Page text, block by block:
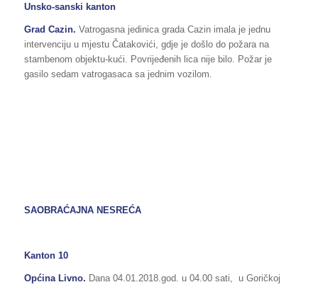
Unsko-sanski kanton
Grad Cazin. Vatrogasna jedinica grada Cazin imala je jednu
intervenciju u mjestu Čatakovići, gdje je došlo do požara na
stambenom objektu-kući. Povrijeđenih lica nije bilo. Požar je
gasilo sedam vatrogasaca sa jednim vozilom.
SAOBRAĆAJNA NESREĆA
Kanton 10
Općina Livno. Dana 04.01.2018.god. u 04.00 sati, u Goričkoj